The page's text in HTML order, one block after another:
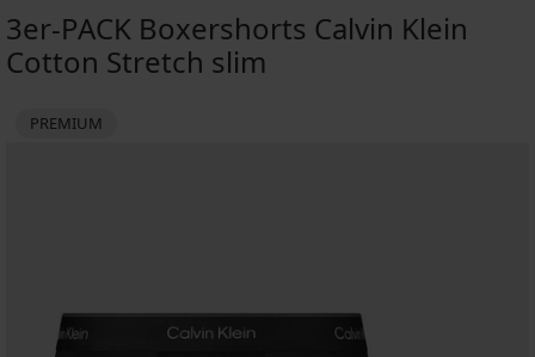
3er-PACK Boxershorts Calvin Klein
Cotton Stretch slim
PREMIUM